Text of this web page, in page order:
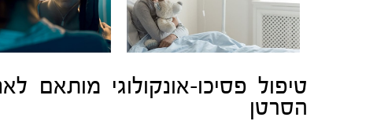
טיפול פסיכו-אונקולוגי
הסרטן